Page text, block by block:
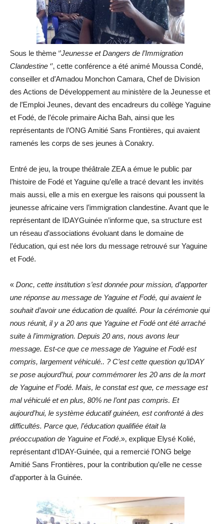
Sous le thème ‘’Jeunesse et Dangers de l’Immigration
Clandestine ‘’, cette conférence a été animé Moussa Condé,
conseiller et d’Amadou Monchon Camara, Chef de Division
des Actions de Développement au ministère de la Jeunesse et
de l’Emploi Jeunes, devant des encadreurs du collège Yaguine
et Fodé, de l’école primaire Aicha Bah, ainsi que les
représentants de l’ONG Amitié Sans Frontières, qui avaient
ramenés les corps de ses jeunes à Conakry.
Entré de jeu, la troupe théâtrale ZEA a émue le public par
l’histoire de Fodé et Yaguine qu’elle a tracé devant les invités
mais aussi, elle a mis en exergue les raisons qui poussent la
jeunesse africaine vers l’immigration clandestine. Avant que le
représentant de IDAYGuinée n’informe que, sa structure est
un réseau d’associations évoluant dans le domaine de
l’éducation, qui est née lors du message retrouvé sur Yaguine
et Fodé.
« Donc, cette institution s’est donnée pour mission, d’apporter
une réponse au message de Yaguine et Fodé, qui avaient le
souhait d’avoir une éducation de qualité. Pour la cérémonie qui
nous réunit, il y a 20 ans que Yaguine et Fodé ont été arraché
suite à l’immigration. Depuis 20 ans, nous avons leur
message. Est-ce que ce message de Yaguine et Fodé est
compris, largement véhiculé.. ? C’est cette question qu’IDAY
se pose aujourd’hui, pour commémorer les 20 ans de la mort
de Yaguine et Fodé. Mais, le constat est que, ce message est
mal véhiculé et en plus, 80% ne l’ont pas compris. Et
aujourd’hui, le système éducatif guinéen, est confronté à des
difficultés. Parce que, l’éducation qualifiée était la
préoccupation de Yaguine et Fodé.», explique Elysé Kolié,
représentant d’IDAY-Guinée, qui a remercié l’ONG belge
Amitié Sans Frontières, pour la contribution qu’elle ne cesse
d’apporter à la Guinée.